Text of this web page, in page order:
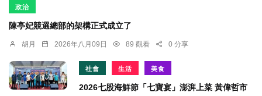
政治
陳亭妃競選總部的架構正式成立了
胡月 2026年八月09日 89 觀看 0 分享
社會 生活 美食
2026七股海鮮節「七寶宴」澎湃上菜 黃偉哲市